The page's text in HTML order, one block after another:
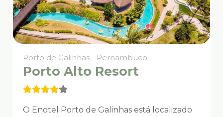
Porto de Galinhas - Pernambuco
Porto Alto Resort
O Enotel Porto de Galinhas está localizado